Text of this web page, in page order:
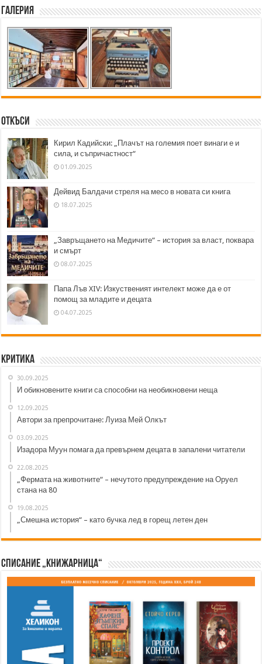
Галерия
Откъси
Кирил Кадийски: „Плачът на големия поет винаги е и
сила, и съпричастност“
01.09.2025
Дейвид Балдачи стреля на месо в новата си книга
18.07.2025
„Завръщането на Медичите“ – история за власт, поквара
и смърт
08.07.2025
Папа Лъв XIV: Изкуственият интелект може да е от
помощ за младите и децата
04.07.2025
Критика
30.09.2025
И обикновените книги са способни на необикновени неща
12.09.2025
Автори за препрочитане: Луиза Мей Олкът
03.09.2025
Изадора Муун помага да превърнем децата в запалени читатели
22.08.2025
„Фермата на животните“ – нечутото предупреждение на Оруел
стана на 80
19.08.2025
„Смешна история“ – като бучка лед в горещ летен ден
Списание „Книжарница“